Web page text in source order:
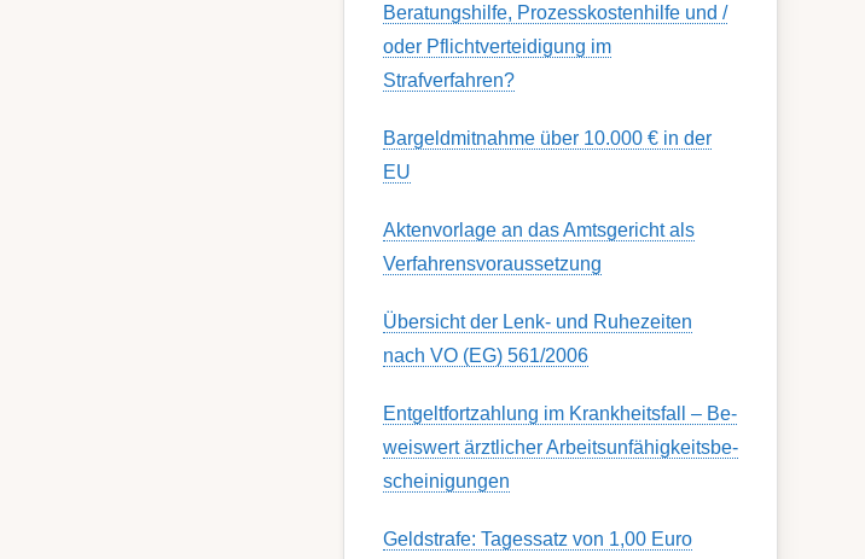
Berat­ungs­hil­fe, Pro­zess­kost­en­hilfe und /
oder Pflicht­ver­teidig­ung im
Strafverfahren?
Bargeldmitnahme über 10.000 € in der
EU
Aktenvorlage an das Amtsgericht als
Verfahrensvoraussetzung
Übersicht der Lenk- und Ruhezeiten
nach VO (EG) 561/2006
Ent­gelt­fort­zahl­ung im Krank­heits­fall – Be­
weis­wert ärzt­lich­er Ar­beits­un­fähig­keits­be­
schein­igung­en
Geldstrafe: Tagessatz von 1,00 Euro